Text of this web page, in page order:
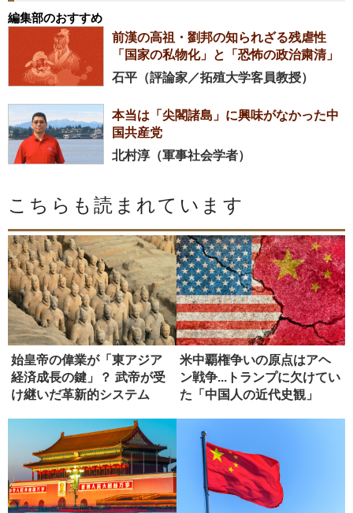
編集部のおすすめ
前漢の高祖・劉邦の知られざる残虐性
「国家の私物化」と「恐怖の政治粛清」
石平（評論家／拓殖大学客員教授）
本当は「尖閣諸島」に興味がなかった中
国共産党
北村淳（軍事社会学者）
こちらも読まれています
始皇帝の偉業が「東アジア
経済成長の鍵」？ 武帝が受
け継いだ革新的システム
米中覇権争いの原点はアヘ
ン戦争...トランプに欠けてい
た「中国人の近代史観」